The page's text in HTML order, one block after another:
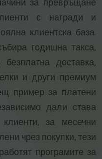
за превръщане
с награди и
клиентска база.
годишна такса,
доставка,
и други премиум
пример за платени
дали става
за месечни
чрез покупки, тези
програмите за